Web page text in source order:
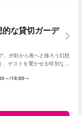
な貸切ガーデ
。夕刻から夜へと移ろう幻想
ゲストを驚かせる特別な光
～ 18:00～